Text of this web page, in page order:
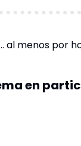
al menos por
en